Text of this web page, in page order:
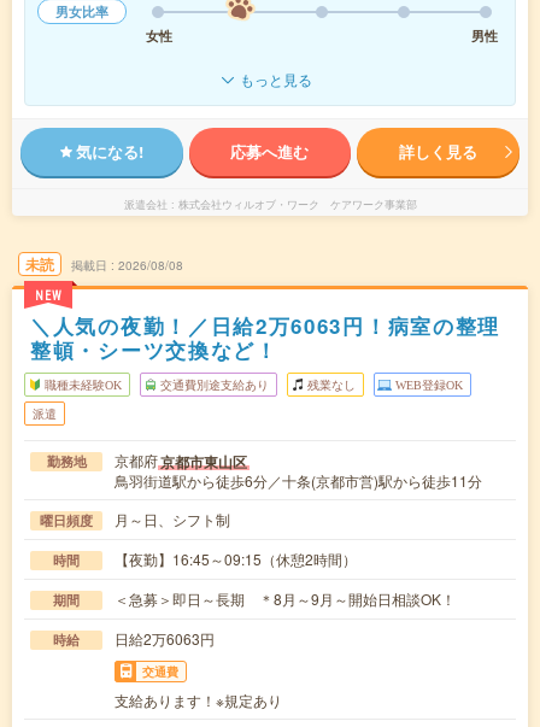
男女比率
女性
男性
もっと見る
気になる! 応募へ進む 詳しく見る
派遣会社 株式会社ウィルオブ・ワーク ケアワーク事業部
未読
NEW
掲載日 2026/08/08
＼人気の夜勤！／日給2万6063円！病室の整理
整頓・シーツ交換など！
職種未経験OK 交通費別途支給あり 残業なし WEB登録OK
派遣
勤務地 京都府京都市東山区
鳥羽街道駅から徒歩6分／十条(京都市営)駅から徒歩11分
曜日頻度 月～日、シフト制
時間 【夜勤】16:45～09:15（休憩2時間）
期間 ＜急募＞即日～長期 ＊8月～9月～開始日相談OK！
時給 日給2万6063円
交通費
支給あります！※規定あり